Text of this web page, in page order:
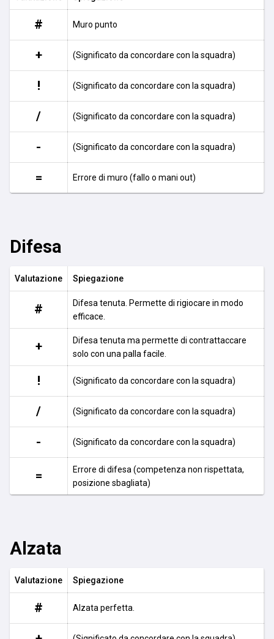
# Muro punto
+ (Significato da concordare con la squadra)
! (Significato da concordare con la squadra)
/ (Significato da concordare con la squadra)
- (Significato da concordare con la squadra)
= Errore di muro (fallo o mani out)
Difesa
Valutazione Spiegazione
#
Difesa tenuta. Permette di rigiocare in modo
efficace.
+
Difesa tenuta ma permette di contrattaccare
solo con una palla facile.
! (Significato da concordare con la squadra)
/ (Significato da concordare con la squadra)
- (Significato da concordare con la squadra)
=
Errore di difesa (competenza non rispettata,
posizione sbagliata)
Alzata
Valutazione Spiegazione
# Alzata perfetta.